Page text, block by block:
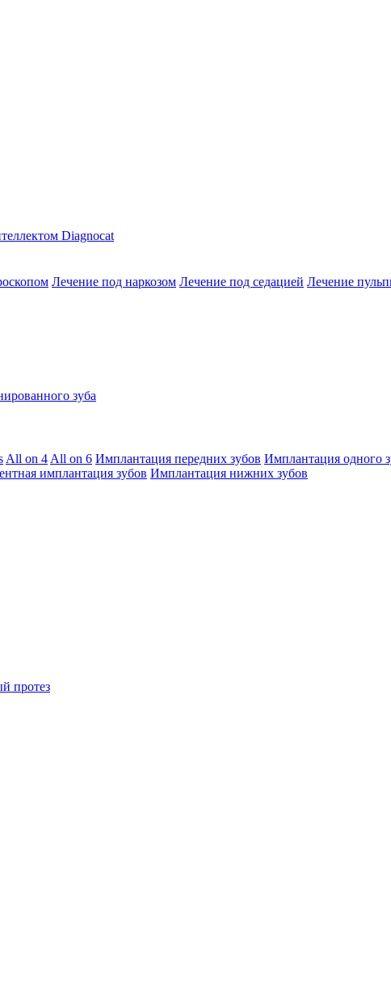
Diagnocat
Лечение под наркозом Лечение под седацией Лечение
зуба
All on 4 All on 6 Имплантация передних зубов Имплантация одного
имплантация зубов Имплантация нижних зубов
протез